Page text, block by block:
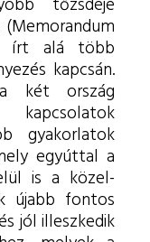
tőzsdéje
írt alá több
kapcsán.
két ország
gyakorlatok
egyúttal a
is a közel-
újabb fontos
jól illeszkedik